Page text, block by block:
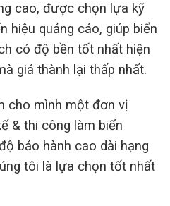
cao, được chọn lựa kỹ
hiệu quảng cáo, giúp biển
có độ bền tốt nhất hiện
giá thành lại thấp nhất.
cho mình một đơn vị
& thi công làm biển
bảo hành cao dài hạng
tôi là lựa chọn tốt nhất